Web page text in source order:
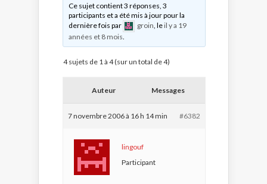
Ce sujet contient 3 réponses, 3
participants et a été mis à jour pour la
dernière fois par
groin , leil y a 19
années et 8 mois
4 sujets de 1 à 4 (sur un total de 4)
Auteur Messages
7 novembre 2006 à 16 h 14 min #6382
lingouf
Participant